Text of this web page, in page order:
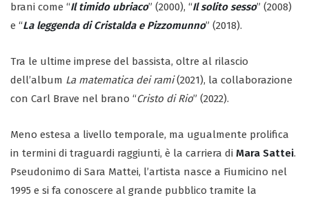
brani come “Il timido ubriaco” (2000), “Il solito sesso” (2008)
e “La leggenda di Cristalda e Pizzomunno” (2018).
Tra le ultime imprese del bassista, oltre al rilascio
dell’album La matematica dei rami(2021), la collaborazione
con Carl Brave nel brano “Cristo di Rio” (2022).
Meno estesa a livello temporale, ma ugualmente prolifica
in termini di traguardi raggiunti, è la carriera di Mara Sattei.
Pseudonimo di Sara Mattei, l’artista nasce a Fiumicino nel
1995 e si fa conoscere al grande pubblico tramite la